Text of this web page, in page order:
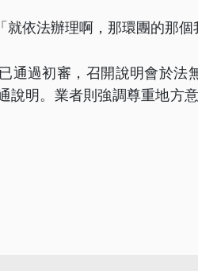
依法辦理啊，那環團的那個
通過初審，召開說明會於法
說明。業者則強調尊重地方